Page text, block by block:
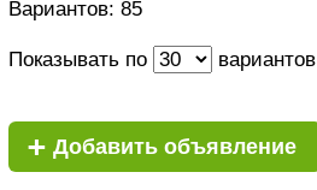
Вариантов: 85
Показывать по вариантов
+ Добавить объявление